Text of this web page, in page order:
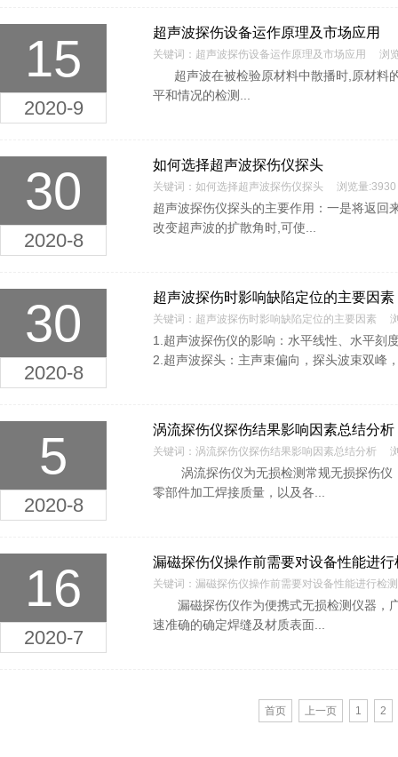
超声波探伤设备运作原理及市场应用
15
2020-9
关键词：超声波探伤设备运作原理及市场应用 浏
超声波在被检验原材料中散播时,原材料
平和情况的检测...
如何选择超声波探伤仪探头
30
2020-8
关键词：如何选择超声波探伤仪探头 浏览量:3930
超声波探伤仪探头的主要作用：一是将返回
改变超声波的扩散角时,可使...
超声波探伤时影响缺陷定位的主要因素
30
2020-8
关键词：超声波探伤时影响缺陷定位的主要因素
1.超声波探伤仪的影响：水平线性、水平刻
2.超声波探头：主声束偏向，探头波束双峰
涡流探伤仪探伤结果影响因素总结分析
5
2020-8
关键词：涡流探伤仪探伤结果影响因素总结分析
涡流探伤仪为无损检测常规无损探伤仪
零部件加工焊接质量，以及各...
漏磁探伤仪操作前需要对设备性能进行
16
2020-7
关键词：漏磁探伤仪操作前需要对设备性能进行
漏磁探伤仪作为便携式无损检测仪器，广
速准确的确定焊缝及材质表面...
首页 上一页 1 2